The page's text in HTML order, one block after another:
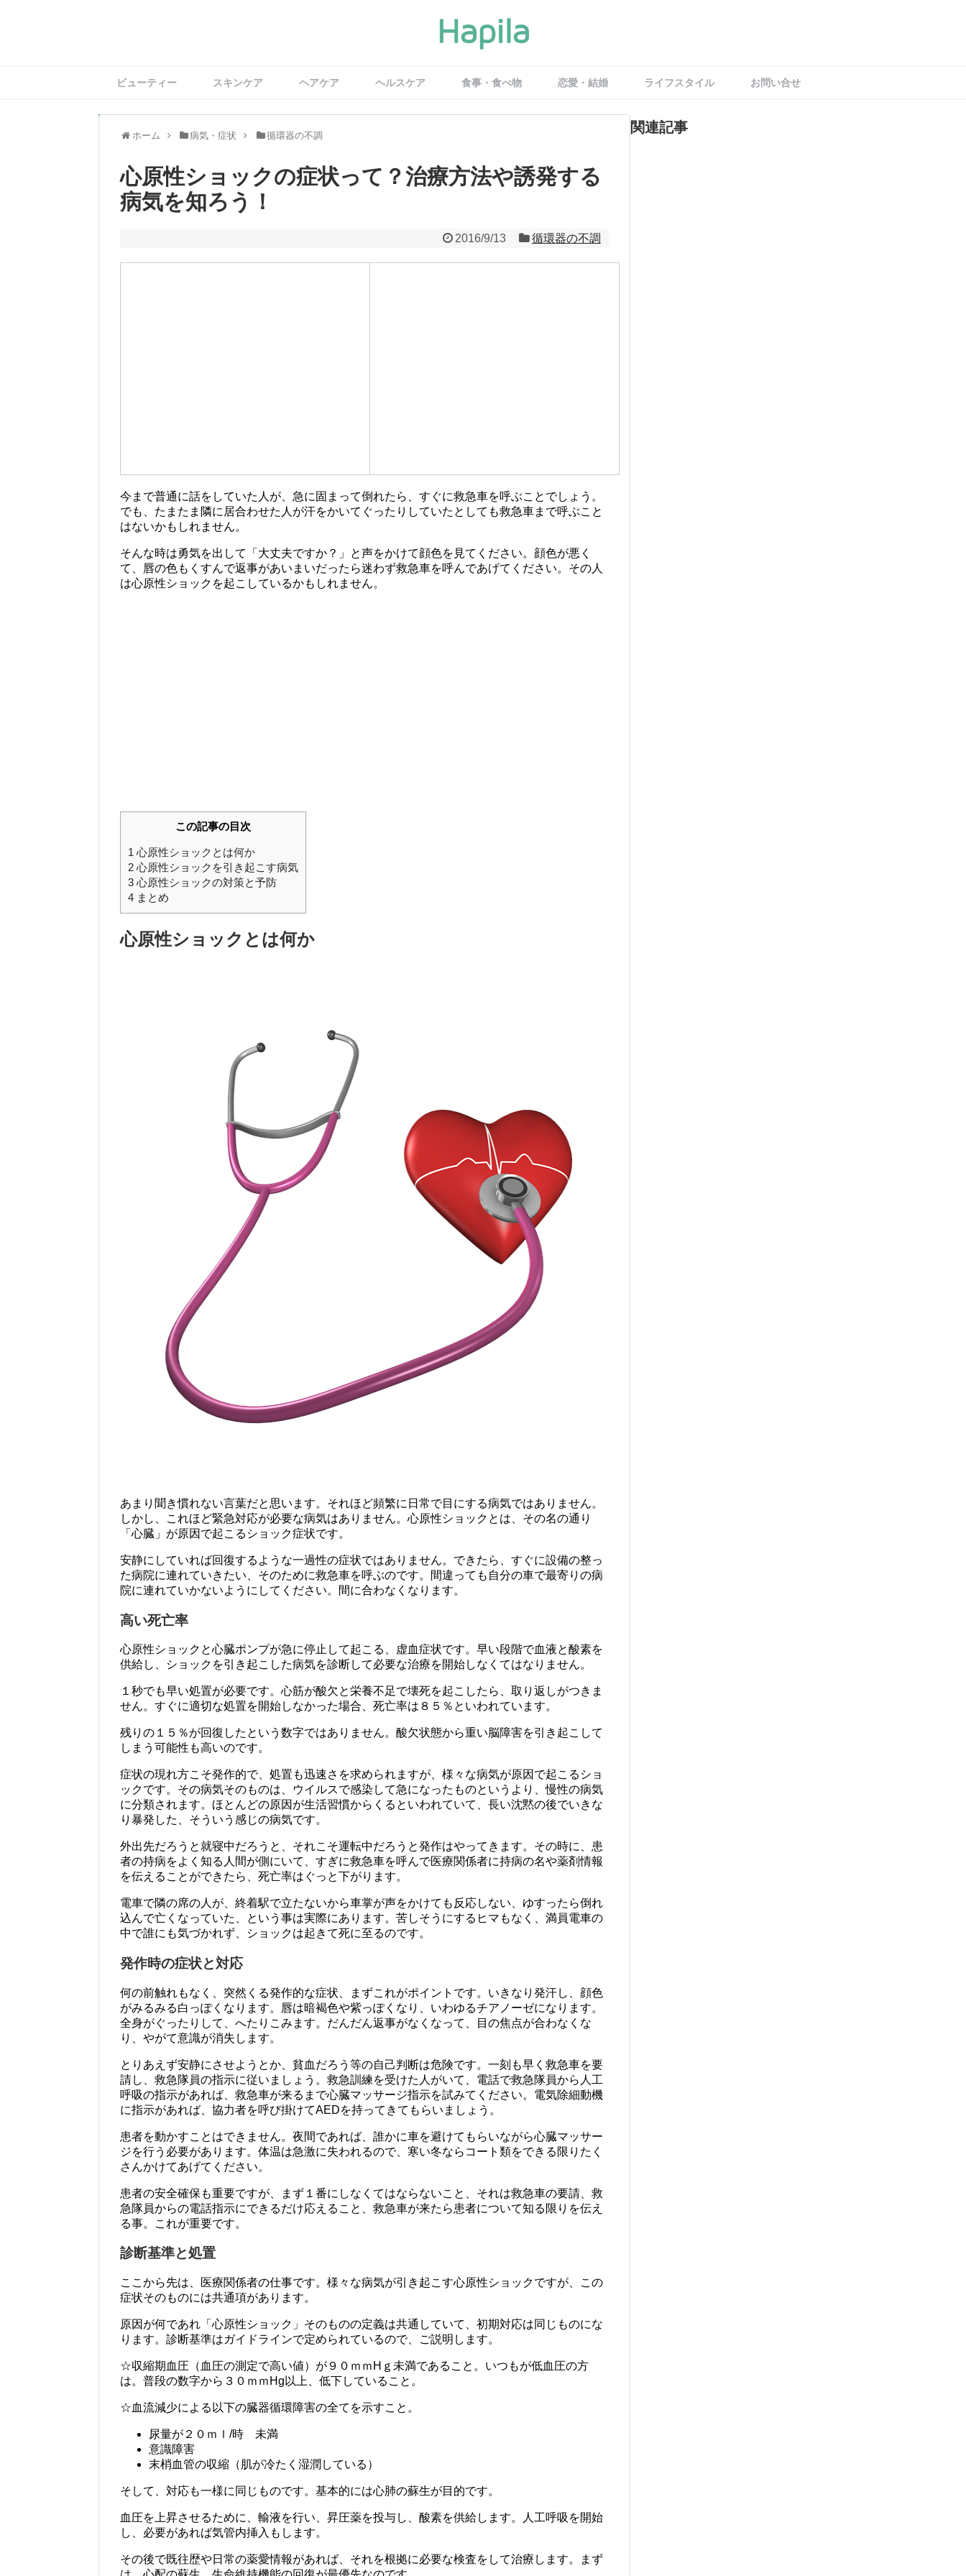
ビューティー スキンケア ヘアケア ヘルスケア 食事・食べ物 恋愛・結婚 ライフスタイル お問い合せ
ホーム 病気・症状 循環器の不調
心原性ショックの症状って？治療方法や誘発する
病気を知ろう！
2016/9/13 循環器の不調
今まで普通に話をしていた人が、急に固まって倒れたら、すぐに救急車を呼ぶことでしょう。
でも、たまたま隣に居合わせた人が汗をかいてぐったりしていたとしても救急車まで呼ぶこと
はないかもしれません。
そんな時は勇気を出して「大丈夫ですか？」と声をかけて顔色を見てください。顔色が悪く
て、唇の色もくすんで返事があいまいだったら迷わず救急車を呼んであげてください。その人
は心原性ショックを起こしているかもしれません。
この記事の目次
1 心原性ショックとは何か
2 心原性ショックを引き起こす病気
3 心原性ショックの対策と予防
4 まとめ
心原性ショックとは何か
あまり聞き慣れない言葉だと思います。それほど頻繁に日常で目にする病気ではありません。
しかし、これほど緊急対応が必要な病気はありません。心原性ショックとは、その名の通り
「心臓」が原因で起こるショック症状です。
安静にしていれば回復するような一過性の症状ではありません。できたら、すぐに設備の整っ
た病院に連れていきたい、そのために救急車を呼ぶのです。間違っても自分の車で最寄りの病
院に連れていかないようにしてください。間に合わなくなります。
高い死亡率
心原性ショックと心臓ポンプが急に停止して起こる、虚血症状です。早い段階で血液と酸素を
供給し、ショックを引き起こした病気を診断して必要な治療を開始しなくてはなりません。
１秒でも早い処置が必要です。心筋が酸欠と栄養不足で壊死を起こしたら、取り返しがつきま
せん。すぐに適切な処置を開始しなかった場合、死亡率は８５％といわれています。
残りの１５％が回復したという数字ではありません。酸欠状態から重い脳障害を引き起こして
しまう可能性も高いのです。
症状の現れ方こそ発作的で、処置も迅速さを求められますが、様々な病気が原因で起こるショ
ックです。その病気そのものは、ウイルスで感染して急になったものというより、慢性の病気
に分類されます。ほとんどの原因が生活習慣からくるといわれていて、長い沈黙の後でいきな
り暴発した、そういう感じの病気です。
外出先だろうと就寝中だろうと、それこそ運転中だろうと発作はやってきます。その時に、患
者の持病をよく知る人間が側にいて、すぎに救急車を呼んで医療関係者に持病の名や薬剤情報
を伝えることができたら、死亡率はぐっと下がります。
電車で隣の席の人が、終着駅で立たないから車掌が声をかけても反応しない、ゆすったら倒れ
込んで亡くなっていた、という事は実際にあります。苦しそうにするヒマもなく、満員電車の
中で誰にも気づかれず、ショックは起きて死に至るのです。
発作時の症状と対応
何の前触れもなく、突然くる発作的な症状、まずこれがポイントです。いきなり発汗し、顔色
がみるみる白っぽくなります。唇は暗褐色や紫っぽくなり、いわゆるチアノーゼになります。
全身がぐったりして、へたりこみます。だんだん返事がなくなって、目の焦点が合わなくな
り、やがて意識が消失します。
とりあえず安静にさせようとか、貧血だろう等の自己判断は危険です。一刻も早く救急車を要
請し、救急隊員の指示に従いましょう。救急訓練を受けた人がいて、電話で救急隊員から人工
呼吸の指示があれば、救急車が来るまで心臓マッサージ指示を試みてください。電気除細動機
に指示があれば、協力者を呼び掛けてAEDを持ってきてもらいましょう。
患者を動かすことはできません。夜間であれば、誰かに車を避けてもらいながら心臓マッサー
ジを行う必要があります。体温は急激に失われるので、寒い冬ならコート類をできる限りたく
さんかけてあげてください。
患者の安全確保も重要ですが、まず１番にしなくてはならないこと、それは救急車の要請、救
急隊員からの電話指示にできるだけ応えること、救急車が来たら患者について知る限りを伝え
る事。これが重要です。
診断基準と処置
ここから先は、医療関係者の仕事です。様々な病気が引き起こす心原性ショックですが、この
症状そのものには共通項があります。
原因が何であれ「心原性ショック」そのものの定義は共通していて、初期対応は同じものにな
ります。診断基準はガイドラインで定められているので、ご説明します。
☆収縮期血圧（血圧の測定で高い値）が９０ｍｍHｇ未満であること。いつもが低血圧の方
は。普段の数字から３０ｍｍHg以上、低下していること。
☆血流減少による以下の臓器循環障害の全てを示すこと。
尿量が２０ｍｌ/時 未満
意識障害
末梢血管の収縮（肌が冷たく湿潤している）
そして、対応も一様に同じものです。基本的には心肺の蘇生が目的です。
血圧を上昇させるために、輸液を行い、昇圧薬を投与し、酸素を供給します。人工呼吸を開始
し、必要があれば気管内挿入もします。
その後で既往歴や日常の薬愛情報があれば、それを根拠に必要な検査をして治療します。まず
関連記事